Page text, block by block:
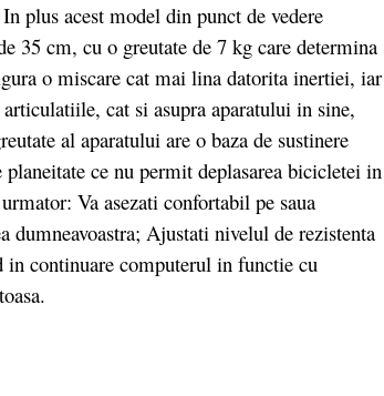
plus acest model din punct de vedere
35 cm, cu o greutate de 7 kg care determina
o miscare cat mai lina datorita inertiei, iar
cat si asupra aparatului in sine,
al aparatului are o baza de sustinere
ce nu permit deplasarea bicicletei in
Va asezati confortabil pe saua
Ajustati nivelul de rezistenta
in continuare computerul in functie cu